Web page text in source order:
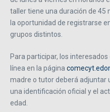
taller tiene una duración de 45
la oportunidad de registrarse
grupos distintos.
Para participar, los
línea en la página
madre o tutor deberá adjuntar
una identificación oficial y el
edad.